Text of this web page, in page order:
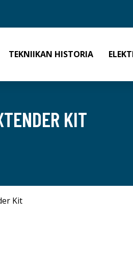
TEKNIIKAN HISTORIA
KIT